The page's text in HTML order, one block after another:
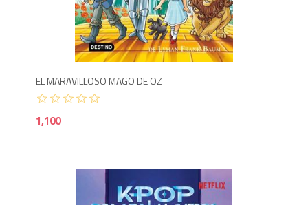
EL MARAVILLOSO MAGO DE OZ
1,100